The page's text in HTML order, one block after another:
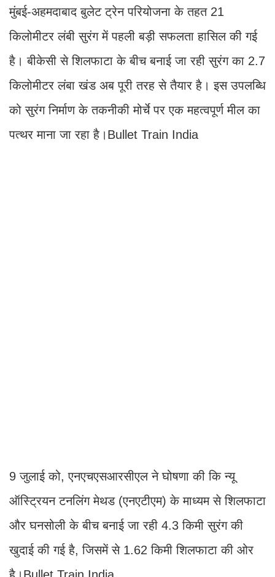
मुंबई-अहमदाबाद बुलेट ट्रेन परियोजना के तहत 21
किलोमीटर लंबी सुरंग में पहली बड़ी सफलता हासिल की गई
है। बीकेसी से शिलफाटा के बीच बनाई जा रही सुरंग का 2.7
किलोमीटर लंबा खंड अब पूरी तरह से तैयार है। इस उपलब्धि
को सुरंग निर्माण के तकनीकी मोर्चे पर एक महत्वपूर्ण मील का
पत्थर माना जा रहा है।Bullet Train India
9 जुलाई को, एनएचएसआरसीएल ने घोषणा की कि न्यू
ऑस्ट्रियन टनलिंग मेथड (एनएटीएम) के माध्यम से शिलफाटा
और घनसोली के बीच बनाई जा रही 4.3 किमी सुरंग की
खुदाई की गई है, जिसमें से 1.62 किमी शिलफाटा की ओर